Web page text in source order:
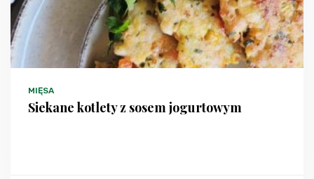
MIĘSA
Siekane kotlety z sosem jogurtowym